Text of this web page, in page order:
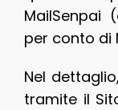
MailSenpai
per conto di
Nel
tramite il